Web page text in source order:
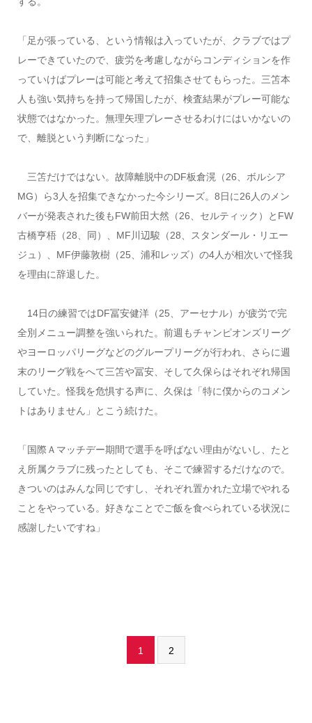
「足が張っている、という情報は入っていたが、クラブではプ
レーできていたので、疲労を考慮しながらコンディションを作
っていけばプレーは可能と考えて招集させてもらった。三笘本
人も強い気持ちを持って帰国したが、検査結果がプレー可能な
状態ではなかった。無理矢理プレーさせるわけにはいかないの
で、離脱という判断になった」
三笘だけではない。故障離脱中のDF板倉滉（26、ボルシア
MG）ら3人を招集できなかった今シリーズ。8日に26人のメン
バーが発表された後もFW前田大然（26、セルティック）とFW
古橋亨梧（28、同）、MF川辺駿（28、スタンダール・リエー
ジュ）、MF伊藤敦樹（25、浦和レッズ）の4人が相次いで怪我
を理由に辞退した。
14日の練習ではDF冨安健洋（25、アーセナル）が疲労で完
全別メニュー調整を強いられた。前週もチャンピオンズリーグ
やヨーロッパリーグなどのグループリーグが行われ、さらに週
末のリーグ戦をへて三笘や冨安、そして久保らはそれぞれ帰国
していた。怪我を危惧する声に、久保は「特に僕からのコメン
トはありません」とこう続けた。
「国際Ａマッチデー期間で選手を呼ばない理由がないし、たと
え所属クラブに残ったとしても、そこで練習するだけなので。
きついのはみんな同じですし、それぞれ置かれた立場でやれる
ことをやっている。好きなことでご飯を食べられている状況に
感謝したいですね」
1 2